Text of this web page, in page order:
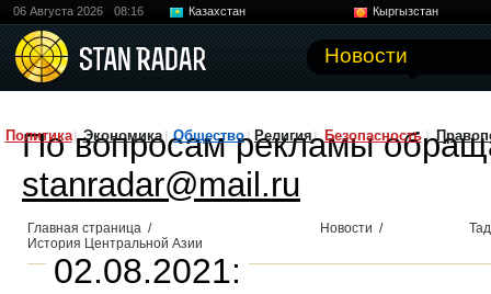
06 Августа 2026 08:16 Казахстан
Кыргызстан
Новости
Политика Экономика Общество Религия Безопасность
По вопросам рекламы
stanradar@mail.ru
Главная страница / Новости /
История Центральной Азии
02.08.2021: